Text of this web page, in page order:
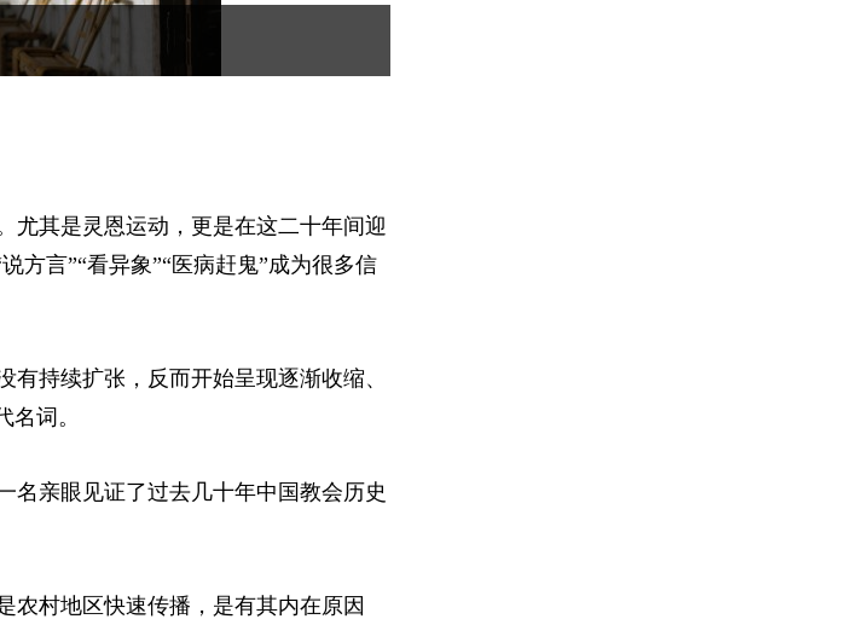
尤其是灵恩运动，更是在这二十年间迎
方言”“看异象”“医病赶鬼”成为很多信
持续扩张，反而开始呈现逐渐收缩、
词。
名亲眼见证了过去几十年中国教会历史
农村地区快速传播，是有其内在原因